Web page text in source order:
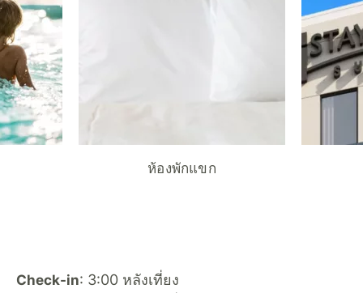
ห้องพักแขก
Check-in: 3:00 หลังเที่ยง